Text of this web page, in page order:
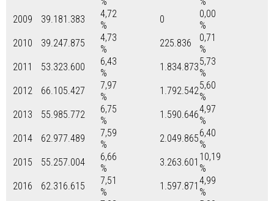
2009
39.181.383
4,72
%
0
0,00
%
2010
39.247.875
4,73
%
225.836
0,71
%
2011
53.323.600
6,43
%
1.834.8735,73
%
2012
66.105.427
7,97
%
1.792.5425,60
%
2013
55.985.772
6,75
%
1.590.6464,97
%
2014
62.977.489
7,59
%
2.049.8656,40
%
2015
55.257.004
6,66
%
3.263.601 10,19
%
2016
62.316.615
7,51
%
1.597.871 4,99
%